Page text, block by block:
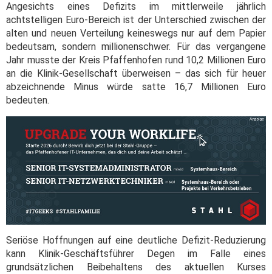
Angesichts eines Defizits im mittlerweile jährlich
achtstelligen Euro-Bereich ist der Unterschied zwischen der
alten und neuen Verteilung keineswegs nur auf dem Papier
bedeutsam, sondern millionenschwer. Für das vergangene
Jahr musste der Kreis Pfaffenhofen rund 10,2 Millionen Euro
an die Klinik-Gesellschaft überweisen – das sich für heuer
abzeichnende Minus würde satte 16,7 Millionen Euro
bedeuten.
Seriöse Hoffnungen auf eine deutliche Defizit-Reduzierung
kann Klinik-Geschäftsführer Degen im Falle eines
grundsätzlichen Beibehaltens des aktuellen Kurses